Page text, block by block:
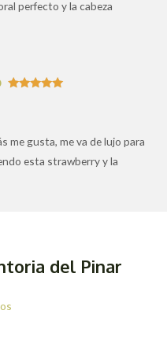
perfecto y la cabeza
me gusta, me va de lujo para
esta strawberry y la
del Pinar